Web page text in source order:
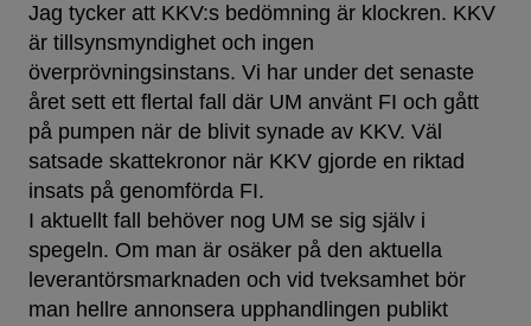
Jag tycker att KKV:s bedömning är klockren. KKV
är tillsynsmyndighet och ingen
överprövningsinstans. Vi har under det senaste
året sett ett flertal fall där UM använt FI och gått
på pumpen när de blivit synade av KKV. Väl
satsade skattekronor när KKV gjorde en riktad
insats på genomförda FI.
I aktuellt fall behöver nog UM se sig själv i
spegeln. Om man är osäker på den aktuella
leverantörsmarknaden och vid tveksamhet bör
man hellre annonsera upphandlingen publikt